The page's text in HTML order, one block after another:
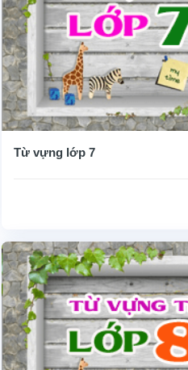
Từ vựng lớp 7